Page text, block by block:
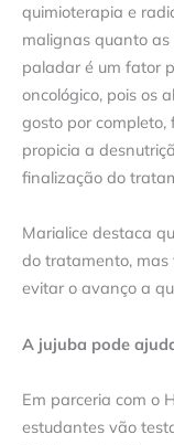
quimioterapia e
malignas quanto
paladar é um fator
oncológico, pois os
gosto por completo,
propicia a
finalização do
Marialice destaca
do tratamento,
evitar o avanço a
A jujuba pode
Em parceria com o
estudantes vão